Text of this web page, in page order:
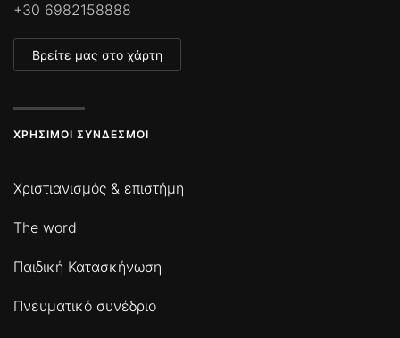
+30 6982158888
Βρείτε μας στο χάρτη
ΧΡΉΣΙΜΟΙ ΣΎΝΔΕΣΜΟΙ
Χριστιανισμός & επιστήμη
The word
Παιδική Κατασκήνωση
Πνευματικό συνέδριο